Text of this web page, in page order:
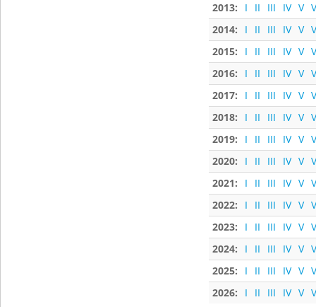
2013:
I II III IV V
2014:
I II III IV V
2015:
I II III IV V
2016:
I II III IV V
2017:
I II III IV V
2018:
I II III IV V
2019:
I II III IV V
2020:
I II III IV V
2021:
I II III IV V
2022:
I II III IV V
2023:
I II III IV V
2024:
I II III IV V
2025:
I II III IV V
2026:
I II III IV V